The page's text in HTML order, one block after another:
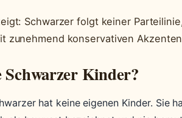
Schwarzer folgt keiner
zunehmend konservativen
Kinder?
hat keine eigenen Kinder. Sie